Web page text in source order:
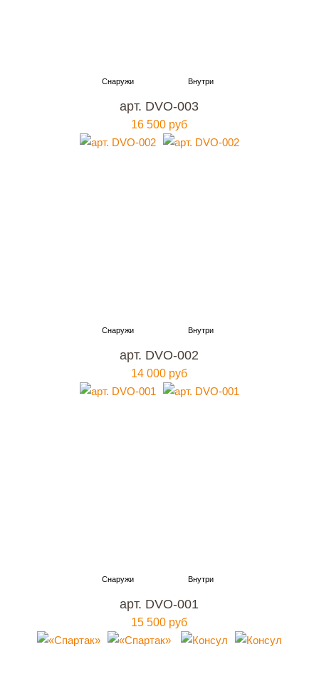
арт. DVO-003
16 500 руб
арт. DVO-002
14 000 руб
арт. DVO-001
15 500 руб